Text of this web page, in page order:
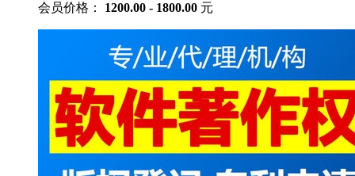
会员价格： 1200.00 - 1800.00 元